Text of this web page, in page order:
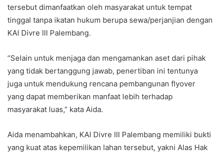
tersebut dimanfaatkan oleh masyarakat untuk tempat
tinggal tanpa ikatan hukum berupa sewa/perjanjian dengan
KAI Divre III Palembang.
“Selain untuk menjaga dan mengamankan aset dari pihak
yang tidak bertanggung jawab, penertiban ini tentunya
juga untuk mendukung rencana pembangunan flyover
yang dapat memberikan manfaat lebih terhadap
masyarakat luas,” kata Aida.
Aida menambahkan, KAI Divre III Palembang memiliki bukti
yang kuat atas kepemilikan lahan tersebut, yakni Alas Hak